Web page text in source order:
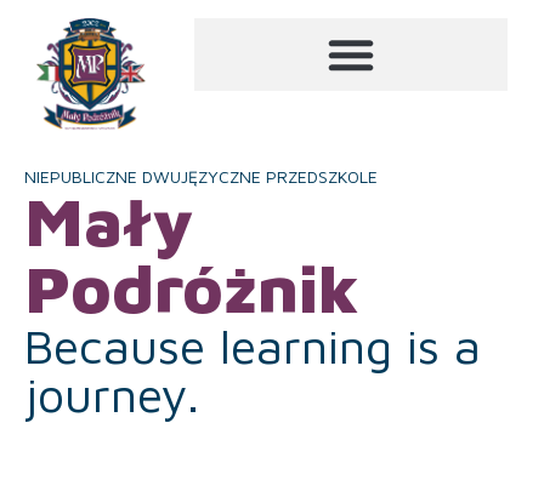
NIEPUBLICZNE DWUJĘZYCZNE PRZEDSZKOLE
Mały
Podróżnik
Because learning is a
journey.